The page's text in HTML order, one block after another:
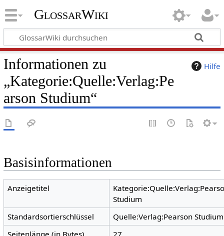
GlossarWiki
Hilfe
Informationen zu
„Kategorie:Quelle:Verlag:Pe
arson Studium“
Basisinformationen
Anzeigetitel
Studium
Standardsortierschlüssel
Quelle:Verlag:Pearson Studium